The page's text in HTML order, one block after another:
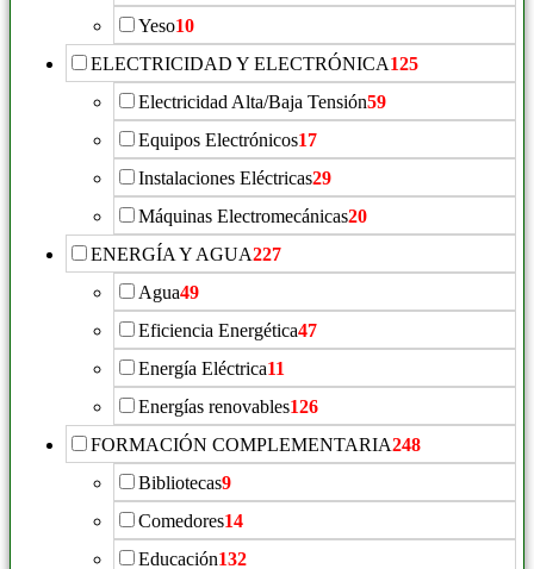
Yeso10
ELECTRICIDAD Y ELECTRÓNICA125
Electricidad Alta/Baja Tensión59
Equipos Electrónicos17
Instalaciones Eléctricas29
Máquinas Electromecánicas20
ENERGÍA Y AGUA227
Agua49
Eficiencia Energética47
Energía Eléctrica11
Energías renovables126
FORMACIÓN COMPLEMENTARIA248
Bibliotecas9
Comedores14
Educación132